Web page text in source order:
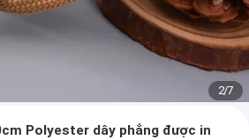
2/7
Polyester dây phẳng được in